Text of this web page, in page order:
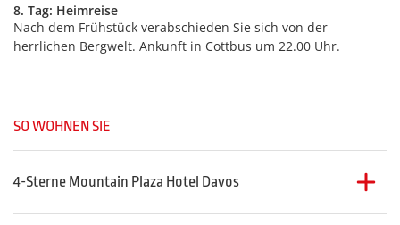
8. Tag: Heimreise
Nach dem Frühstück verabschieden Sie sich von der
herrlichen Bergwelt. Ankunft in Cottbus um 22.00 Uhr.
SO WOHNEN SIE
4-Sterne Mountain Plaza Hotel Davos